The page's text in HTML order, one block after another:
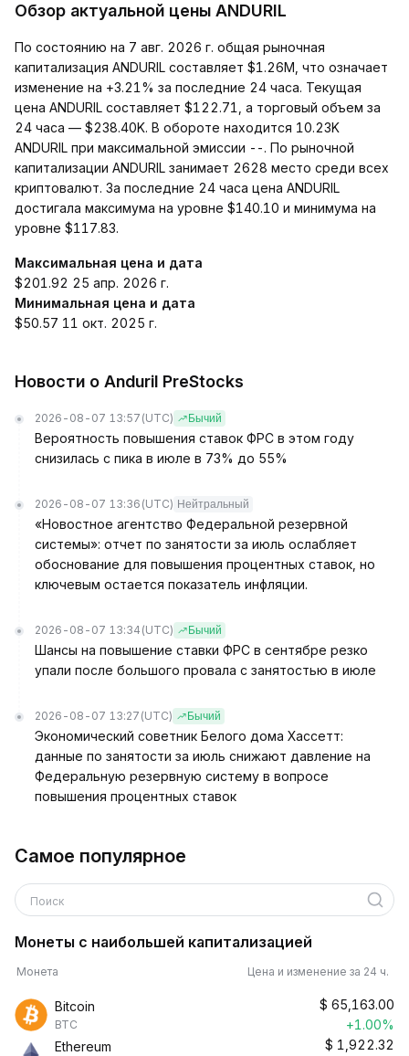
Обзор актуальной цены ANDURIL
По состоянию на 7 авг. 2026 г. общая рыночная
капитализация ANDURIL составляет $1.26M, что означает
изменение на +3.21% за последние 24 часа. Текущая
цена ANDURIL составляет $122.71, а торговый объем за
24 часа — $238.40K. В обороте находится 10.23K
ANDURIL при максимальной эмиссии --. По рыночной
капитализации ANDURIL занимает 2628 место среди всех
криптовалют. За последние 24 часа цена ANDURIL
достигала максимума на уровне $140.10 и минимума на
уровне $117.83.
Максимальная цена и дата
$201.92 25 апр. 2026 г.
Минимальная цена и дата
$50.57 11 окт. 2025 г.
Новости о Anduril PreStocks
2026-08-07 13:57 (UTC) Бычий
Вероятность повышения ставок ФРС в этом году
снизилась с пика в июле в 73% до 55%
2026-08-07 13:36 (UTC) Нейтральный
«Новостное агентство Федеральной резервной
системы»: отчет по занятости за июль ослабляет
обоснование для повышения процентных ставок, но
ключевым остается показатель инфляции.
2026-08-07 13:34 (UTC) Бычий
Шансы на повышение ставки ФРС в сентябре резко
упали после большого провала с занятостью в июле
2026-08-07 13:27 (UTC) Бычий
Экономический советник Белого дома Хассетт:
данные по занятости за июль снижают давление на
Федеральную резервную систему в вопросе
повышения процентных ставок
Самое популярное
Поиск
Монеты с наибольшей капитализацией
Монета Цена и изменение за 24 ч.
Bitcoin
BTC
$ 65,163.00
+1.00%
Ethereum
$ 1,922.32